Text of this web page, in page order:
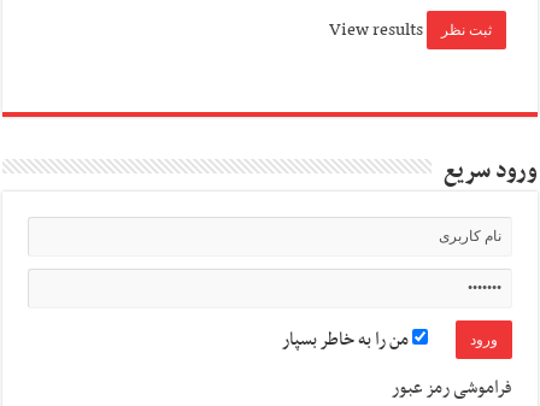
View results
ورود سریع
من را به خاطر بسپار
فراموشی رمز عبور